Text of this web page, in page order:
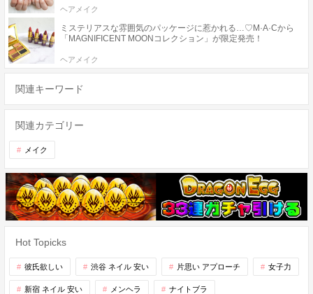
ヘアメイク
ミステリアスな雰囲気のパッケージに惹かれる…♡M·A·Cから
「MAGNIFICENT MOONコレクション」が限定発売！
ヘアメイク
関連キーワード
関連カテゴリー
メイク
Hot Topicks
彼氏欲しい 渋谷 ネイル 安い 片思い アプローチ 女子力
新宿 ネイル 安い メンヘラ ナイトブラ